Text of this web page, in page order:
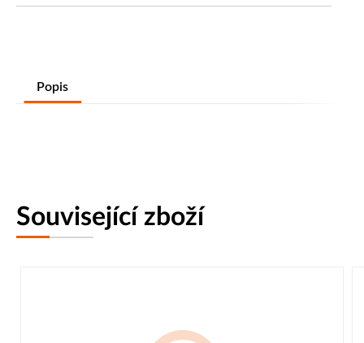
Popis
Související zboží